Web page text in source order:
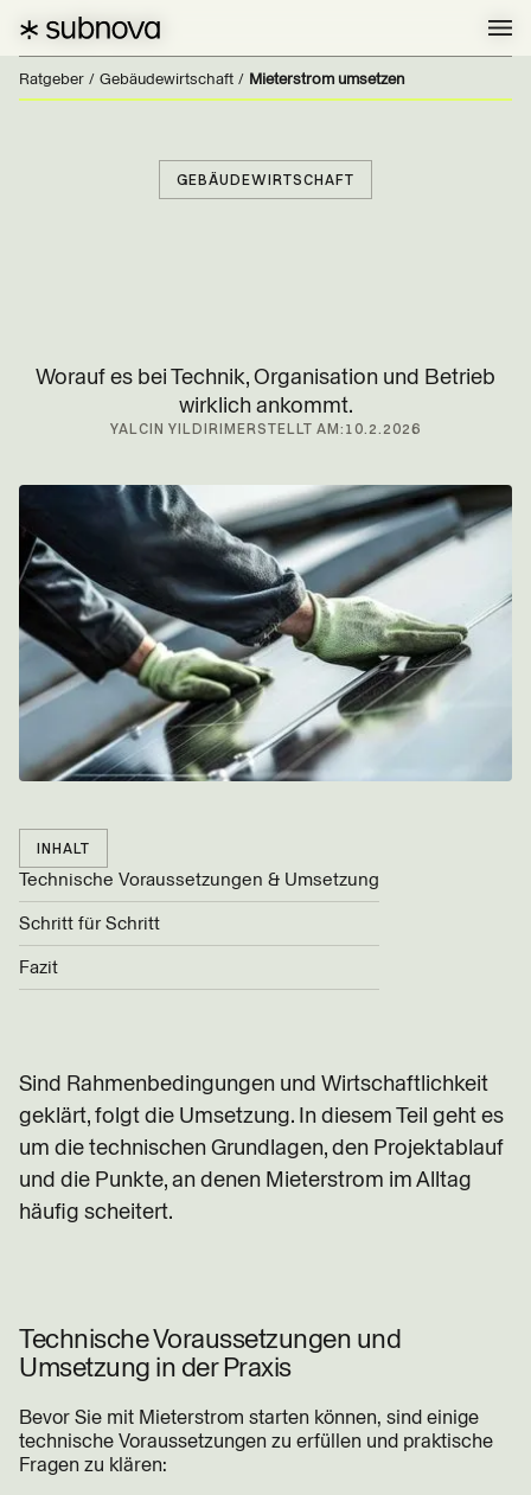
Ratgeber / Gebäudewirtschaft / Mieterstrom umsetzen
GEBÄUDEWIRTSCHAFT
Worauf es bei Technik, Organisation und Betrieb
wirklich ankommt.
YALCIN YILDIRIMERSTELLT AM: 10.2.2026
INHALT
Technische Voraussetzungen & Umsetzung
Schritt für Schritt
Fazit
Sind Rahmenbedingungen und Wirtschaftlichkeit
geklärt, folgt die Umsetzung. In diesem Teil geht es
um die technischen Grundlagen, den Projektablauf
und die Punkte, an denen Mieterstrom im Alltag
häufig scheitert.
Technische Voraussetzungen und
Umsetzung in der Praxis
Bevor Sie mit Mieterstrom starten können, sind einige
technische Voraussetzungen zu erfüllen und praktische
Fragen zu klären: